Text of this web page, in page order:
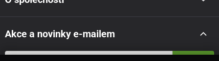
Akce a novinky e-mailem